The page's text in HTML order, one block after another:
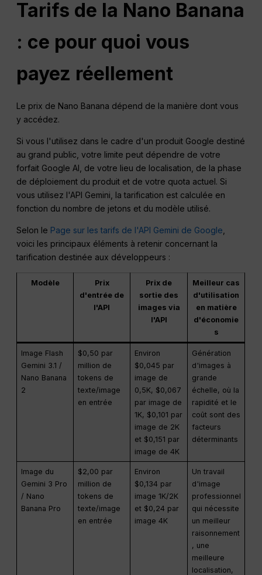
Tarifs de la Nano Banana
: ce pour quoi vous
payez réellement
Le prix de Nano Banana dépend de la manière dont vous
y accédez.
Si vous l'utilisez dans le cadre d'un produit Google destiné
au grand public, votre limite peut dépendre de votre
forfait Google AI, de votre lieu de localisation, de la phase
de déploiement du produit et de votre quota actuel. Si
vous utilisez l'API Gemini, la tarification est calculée en
fonction du nombre de jetons et du modèle utilisé.
Selon le Page sur les tarifs de l'API Gemini de Google
voici les principaux éléments à retenir concernant la
tarification destinée aux développeurs :
Modèle
Prix
d'entrée de
l'API
Prix de
sortie des
images via
l'API
Meilleur cas
d'utilisation
en matière
d'économie
s
Image Flash
Gemini 3.1 /
Nano Banana
2
$0,50 par
million de
tokens de
texte/image
en entrée
Environ
$0,045 par
image de
0,5K, $0,067
par image de
1K, $0,101 par
image de 2K
et $0,151 par
image de 4K
Génération
d'images à
grande
échelle, où la
rapidité et le
coût sont des
facteurs
déterminants
Image du
Gemini 3 Pro
/ Nano
Banana Pro
$2,00 par
million de
tokens de
texte/image
en entrée
Environ
$0,134 par
image 1K/2K
et $0,24 par
image 4K
Un travail
d'image
professionnel
qui nécessite
un meilleur
raisonnement
, une
meilleure
localisation,